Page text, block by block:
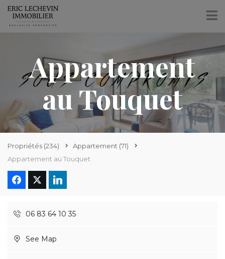
Appartement
au Touquet
Propriétés (234) Appartement (71)
Appartement au Touquet
06 83 64 10 35
See Map